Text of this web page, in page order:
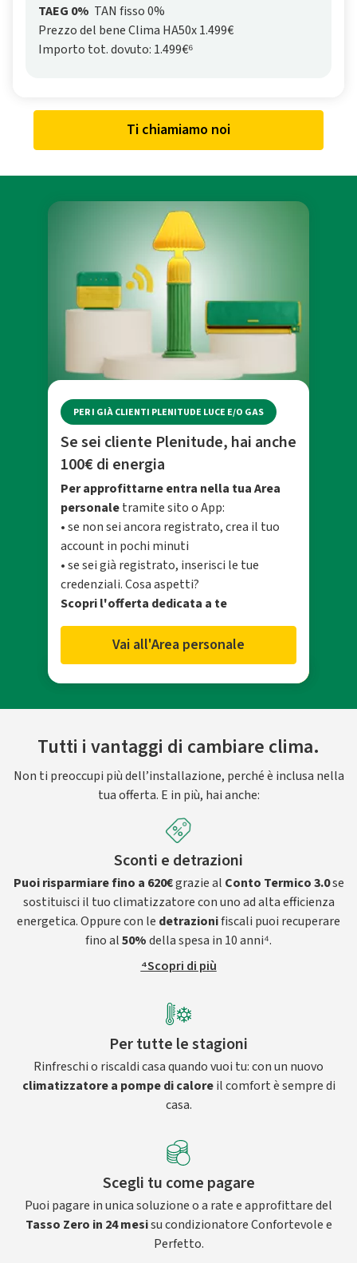
TAEG 0% TAN fisso 0%
Prezzo del bene Clima HA50x 1.499€
Importo tot. dovuto: 1.499€⁶
Ti chiamiamo noi
PER I GIÀ CLIENTI PLENITUDE LUCE E/O GAS
Se sei cliente Plenitude, hai anche
100€ di energia
Per approfittarne entra nella tua Area
personaletramite sito o App:
• se non sei ancora registrato, crea il tuo
account in pochi minuti
• se sei già registrato, inserisci le tue
credenziali. Cosa aspetti?
Scopri l'offerta dedicata a te
Vai all'Area personale
Tutti i vantaggi di cambiare clima.
Non ti preoccupi più dell’installazione, perché è inclusa nella
tua offerta. E in più, hai anche:
Sconti e detrazioni
Puoi risparmiare fino a 620€grazie al Conto Termico 3.0se
sostituisci il tuo climatizzatore con uno ad alta efficienza
energetica. Oppure con le detrazionifiscali puoi recuperare
fino al50%della spesa in 10 anni⁴.
⁴Scopri di più
Per tutte le stagioni
Rinfreschi o riscaldi casa quando vuoi tu: con un nuovo
climatizzatore a pompe di caloreil comfort è sempre di
casa.
Scegli tu come pagare
Puoi pagare in unica soluzione o a rate e approfittare del
Tasso Zero in 24 mesisu condizionatore Confortevole e
Perfetto.